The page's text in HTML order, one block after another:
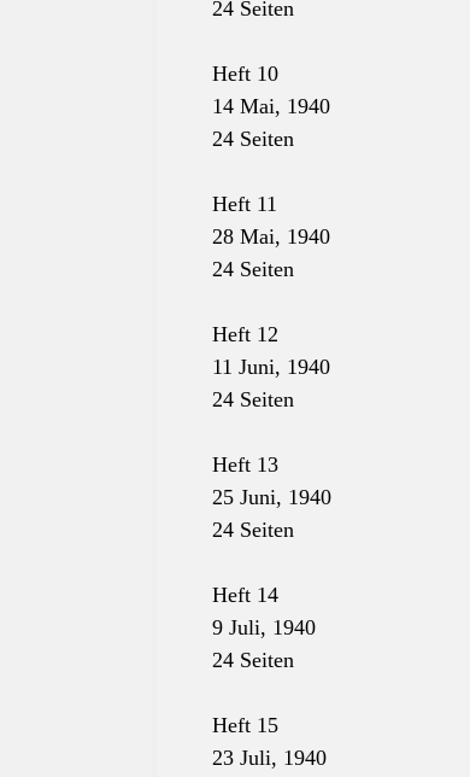
24 Seiten
Heft 10
14 Mai, 1940
24 Seiten
Heft 11
28 Mai, 1940
24 Seiten
Heft 12
11 Juni, 1940
24 Seiten
Heft 13
25 Juni, 1940
24 Seiten
Heft 14
9 Juli, 1940
24 Seiten
Heft 15
23 Juli, 1940